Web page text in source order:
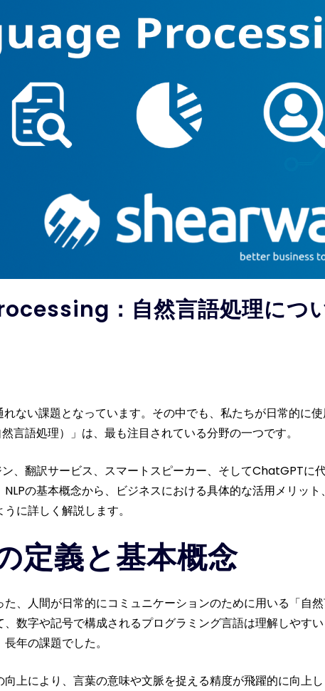
：自然言語処理につ
ない課題となっています。その中でも、私たちが日常的に
言語処理）」は、最も注目されている分野の一つです。
、翻訳サービス、スマートスピーカー、そしてChatGPTに
の基本概念から、ビジネスにおける具体的な活用メリッ
に詳しく解説します。
定義と基本概念
、人間が日常的にコミュニケーションのために用いる「自
数字や記号で構成されるプログラミング言語は理解しやす
年の課題でした。
上により、言葉の意味や文脈を捉える精度が飛躍的に向上